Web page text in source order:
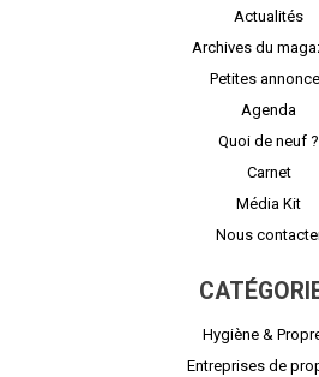
Actualités
Archives du
Petites
Agenda
Quoi de neuf ?
Carnet
Média Kit
Nous
Hygiène &
Entreprises de